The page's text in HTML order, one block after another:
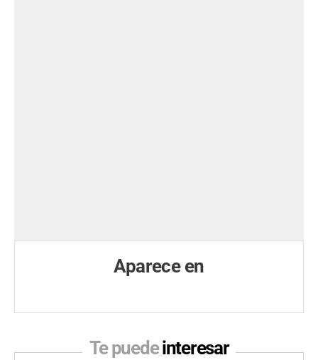
Aparece en
Te puedeinteresar